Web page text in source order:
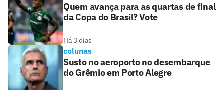
Quem avança para as quartas de final
da Copa do Brasil? Vote
Há 3 dias
colunas
Susto no aeroporto no desembarque
do Grêmio em Porto Alegre